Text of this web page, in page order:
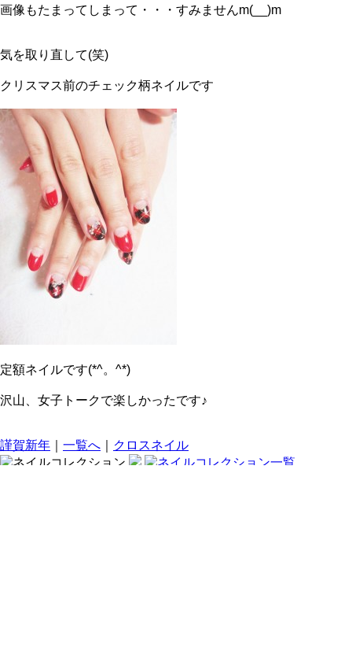
画像もたまってしまって・・・すみませんm(__)m
気を取り直して(笑)
クリスマス前のチェック柄ネイルです
定額ネイルです(*^。^*)
沢山、女子トークで楽しかったです♪
謹賀新年 一覧へ クロスネイル